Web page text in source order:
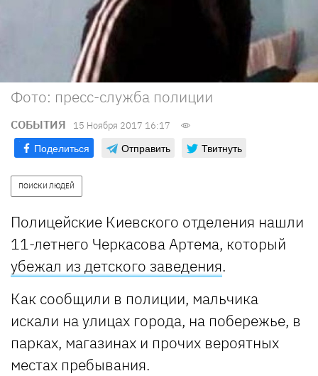
Фото: пресс-служба полиции
СОБЫТИЯ 15 Ноября 2017 16:17
Поделиться Отправить Твитнуть
ПОИСКИ ЛЮДЕЙ
Полицейские Киевского отделения нашли
11-летнего Черкасова Артема, который
убежал из детского заведения.
Как сообщили в полиции, мальчика
искали на улицах города, на побережье, в
парках, магазинах и прочих вероятных
местах пребывания.